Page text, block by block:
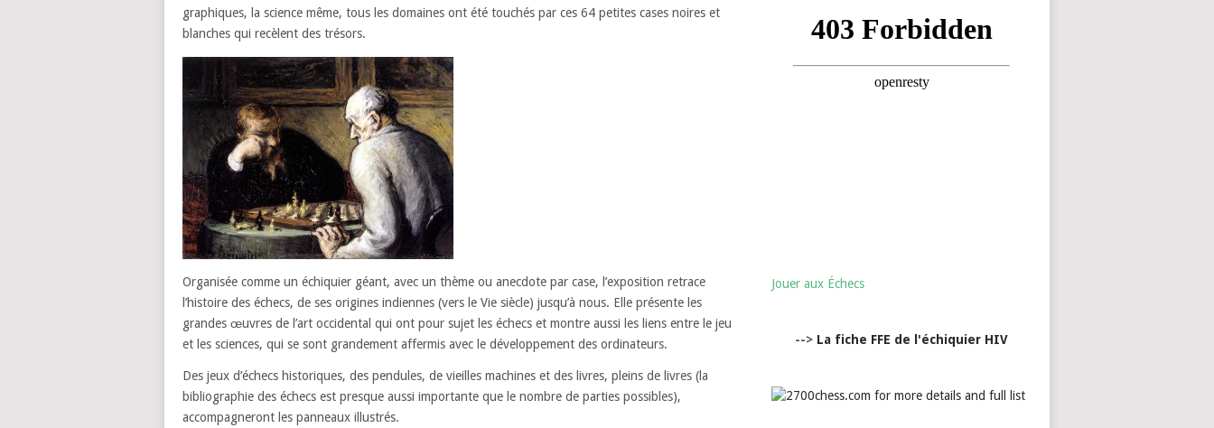
graphiques, la science même, tous les domaines ont été touchés par ces 64 petites cases noires et
blanches qui recèlent des trésors.
Organisée comme un échiquier géant, avec un thème ou anecdote par case, l’exposition retrace
l’histoire des échecs, de ses origines indiennes (vers le Vie siècle) jusqu’à nous. Elle présente les
grandes œuvres de l’art occidental qui ont pour sujet les échecs et montre aussi les liens entre le jeu
et les sciences, qui se sont grandement affermis avec le développement des ordinateurs.
Des jeux d’échecs historiques, des pendules, de vieilles machines et des livres, pleins de livres (la
bibliographie des échecs est presque aussi importante que le nombre de parties possibles),
accompagneront les panneaux illustrés.
Jouer aux Échecs
--> La fiche FFE de l'échiquier HIV